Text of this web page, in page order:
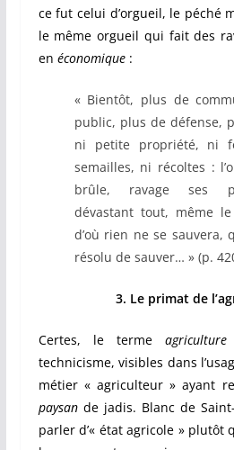
ce fut celui d’orgueil, le péché
le même orgueil qui fait des
en économique :
« Bientôt, plus de
public, plus de défense,
ni petite propriété, ni
semailles, ni récoltes :
brûle, ravage ses
dévastant tout, même
d’où rien ne se sauvera,
résolu de sauver… » (p.
3. Le primat de
Certes, le terme agriculture
technicisme, visibles dans
métier « agriculteur » ayant
paysande jadis. Blanc de
parler d’« état agricole » plutôt